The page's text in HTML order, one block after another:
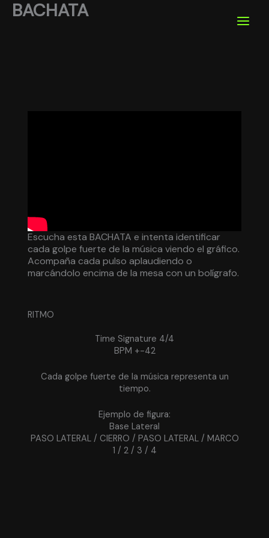
BACHATA
Escucha esta BACHATA e intenta identificar
cada golpe fuerte de la música viendo el gráfico.
Acompaña cada pulso aplaudiendo o
marcándolo encima de la mesa con un bolígrafo.
RITMO
Time Signature 4/4
BPM +-42
Cada golpe fuerte de la música representa un
tiempo.
Ejemplo de figura:
Base Lateral
PASO LATERAL / CIERRO / PASO LATERAL / MARCO
1 / 2 / 3 / 4